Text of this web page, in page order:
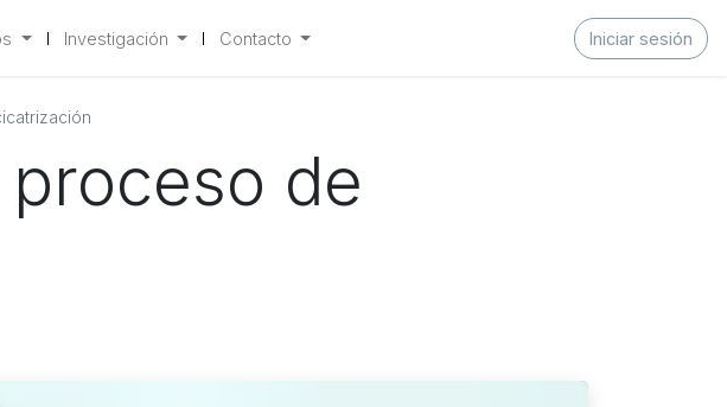
Investigación Contacto Iniciar sesión
de